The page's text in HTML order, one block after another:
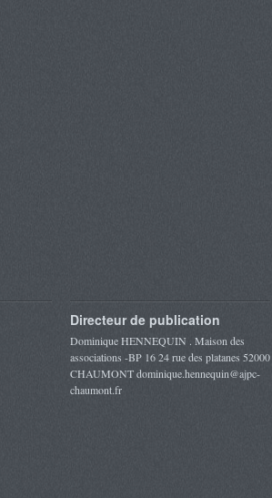
Directeur de publication
Dominique HENNEQUIN . Maison des
associations -BP 16 24 rue des platanes 52000
CHAUMONT dominique.hennequin@ajpc-
chaumont.fr